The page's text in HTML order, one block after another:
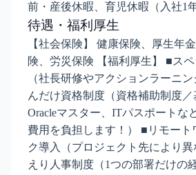
前・産後休暇、育児休暇（入社1
待遇・福利厚生
【社会保険】 健康保険、厚生年
険、労災保険 【福利厚生】 ■ス
（社長研修やアクションラーニ
んだけ資格制度（資格補助制度／
Oracleマスター、ITパスポートな
費用を負担します！） ■リモート
ク導入（プロジェクト先により
えり人事制度（1つの部署だけの